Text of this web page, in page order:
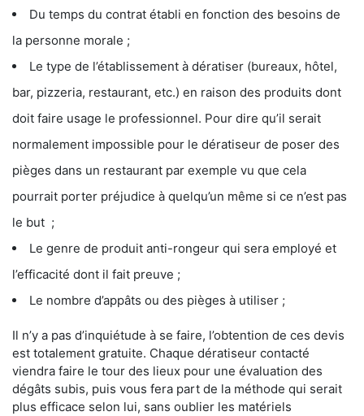
Du temps du contrat établi en fonction des besoins de
la personne morale ;
Le type de l’établissement à dératiser (bureaux, hôtel,
bar, pizzeria, restaurant, etc.) en raison des produits dont
doit faire usage le professionnel. Pour dire qu’il serait
normalement impossible pour le dératiseur de poser des
pièges dans un restaurant par exemple vu que cela
pourrait porter préjudice à quelqu’un même si ce n’est pas
le but ;
Le genre de produit anti-rongeur qui sera employé et
l’efficacité dont il fait preuve ;
Le nombre d’appâts ou des pièges à utiliser ;
Il n’y a pas d’inquiétude à se faire, l’obtention de ces devis
est totalement gratuite. Chaque dératiseur contacté
viendra faire le tour des lieux pour une évaluation des
dégâts subis, puis vous fera part de la méthode qui serait
plus efficace selon lui, sans oublier les matériels